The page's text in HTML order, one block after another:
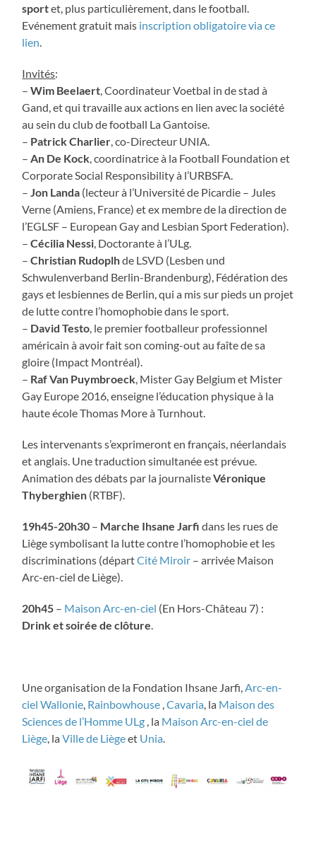
sportet, plus particulièrement, dans le football.
Evénement gratuit mais inscription obligatoire via ce
lien
Invités:
–Wim Beelaert , Coordinateur Voetbal in de stad à
Gand, et qui travaille aux actions en lien avec la société
au sein du club de football La Gantoise.
– Patrick Charlier , co-Directeur UNIA.
– An De Kock , coordinatrice à la Football Foundation et
Corporate Social Responsibility à l’URBSFA.
– Jon Landa (lecteur à l’Université de Picardie – Jules
Verne (Amiens, France) et ex membre de la direction de
l’EGLSF – European Gay and Lesbian Sport Federation).
–Cécilia Nessi , Doctorante à l’ULg.
–Christian Rudoplhde LSVD (Lesben und
Schwulenverband Berlin-Brandenburg), Fédération des
gays et lesbiennes de Berlin, qui a mis sur pieds un projet
de lutte contre l’homophobie dans le sport.
– David Testo , le premier footballeur professionnel
américain à avoir fait son coming-out au faîte de sa
gloire (Impact Montréal).
– Raf Van Puymbroeck , Mister Gay Belgium et Mister
Gay Europe 2016, enseigne l’éducation physique à la
haute école Thomas More à Turnhout.
Les intervenants s’exprimeront en français, néerlandais
et anglais. Une traduction simultanée est prévue.
Animation des débats par la journalisteVéronique
Thyberghien (RTBF).
19h45-20h30 – Marche Ihsane Jarfi dans les rues de
Liège symbolisant la lutte contre l’homophobie et les
discriminations (départCité Miroir – arrivée Maison
Arc-en-ciel de Liège).
20h45 – Maison Arc-en-ciel (En Hors-Château 7) :
Drink et soirée de clôture
Une organisation de la Fondation Ihsane Jarfi, Arc-en-
ciel Wallonie Rainbowhouse ,Cavaria , la Maison des
Sciences de l’Homme ULg , la Maison Arc-en-ciel de
Liège , laVille de Liègeet Unia